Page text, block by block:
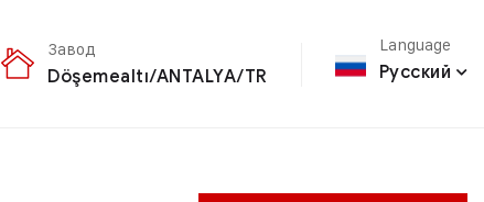
Завод
Döşemealtı/ANTALYA/TR
Language
Русский